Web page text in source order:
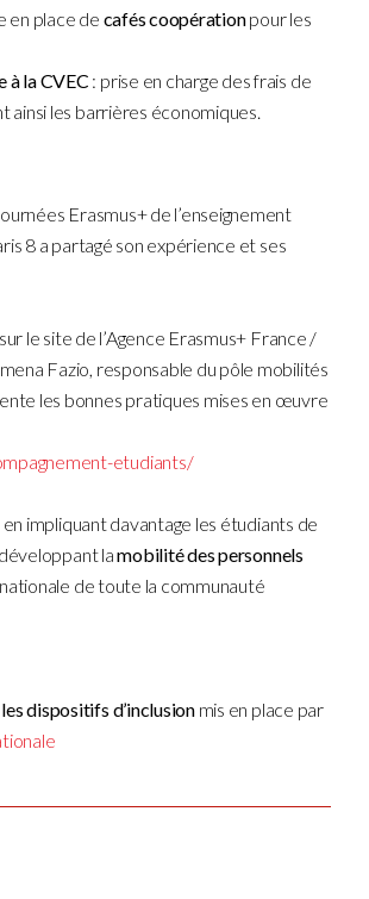
en place de cafés coopérationpour les
à la CVEC : prise en charge des frais de
ainsi les barrières économiques.
Erasmus+ de l’enseignement
8 a partagé son expérience et ses
le site de l’Agence Erasmus+ France /
Fazio, responsable du pôle mobilités
les bonnes pratiques mises en œuvre
etudiants/
en impliquant davantage les étudiants de
lamobilité des personnels
de toute la communauté
dispositifs d’inclusionmis en place par